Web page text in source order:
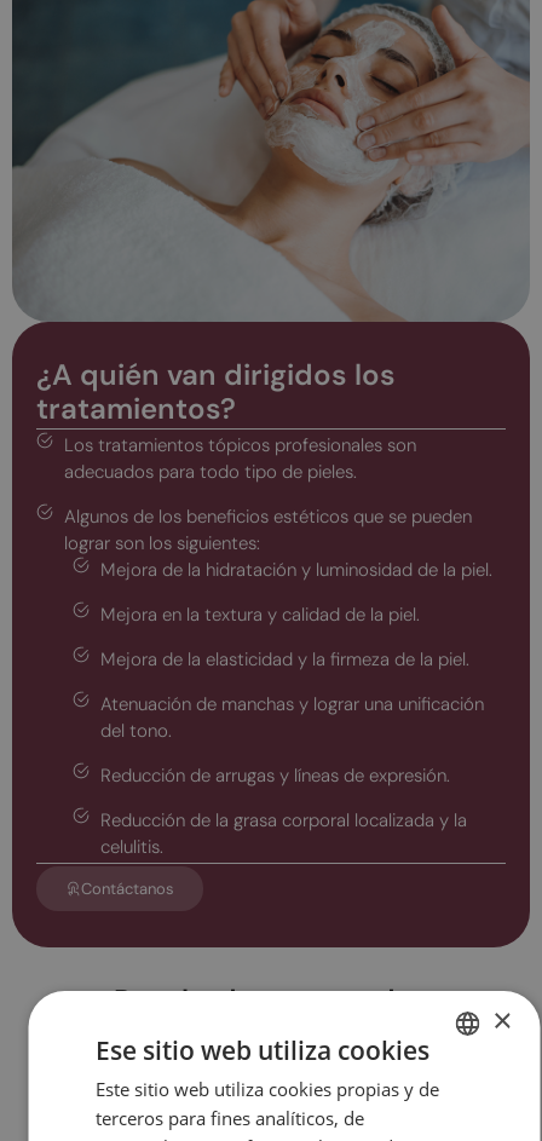
¿A quién van dirigidos los
tratamientos?
Los tratamientos tópicos profesionales son
adecuados para todo tipo de pieles.
Algunos de los beneficios estéticos que se pueden
lograr son los siguientes:
Mejora de la hidratación y luminosidad de la piel.
Mejora en la textura y calidad de la piel.
Mejora de la elasticidad y la firmeza de la piel.
Atenuación de manchas y lograr una unificación
del tono.
Reducción de arrugas y líneas de expresión.
Reducción de la grasa corporal localizada y la
celulitis.
Contáctanos
Resultados esperados
SPANISH
×
Ese sitio web utiliza cookies
Este sitio web utiliza cookies propias y de
terceros para fines analíticos, de